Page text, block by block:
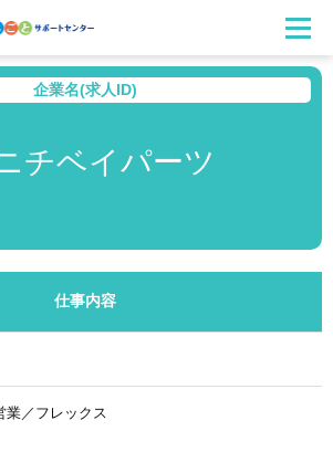
企業名(求人ID)
チベイパーツ
仕事内容
業／フレックス